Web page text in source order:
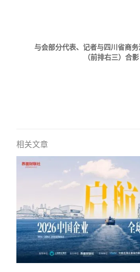
与会部分代表、记者与四川省商
（前排右三）合影
相关文章